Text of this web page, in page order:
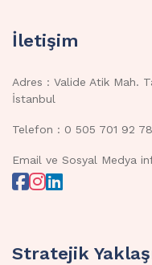
İletişim
Adres : Valide Atik Mah.
İstanbul
Telefon : 0 505 701 92 78
Email ve Sosyal Medya
Stratejik